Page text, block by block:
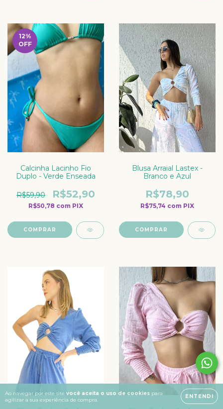
Ao navegar por este site você aceita o uso de cookies para
agilizar a sua experiência de compra.
ENTENDI
12%
OFF
Calcinha Lacinho Fio
Duplo - Verde Enseada
R$59,90 R$52,90
R$50,78 com PIX
COMPRAR
Blusa Arraial Lastex -
Branco e Azul
R$78,90
R$75,74 com PIX
COMPRAR